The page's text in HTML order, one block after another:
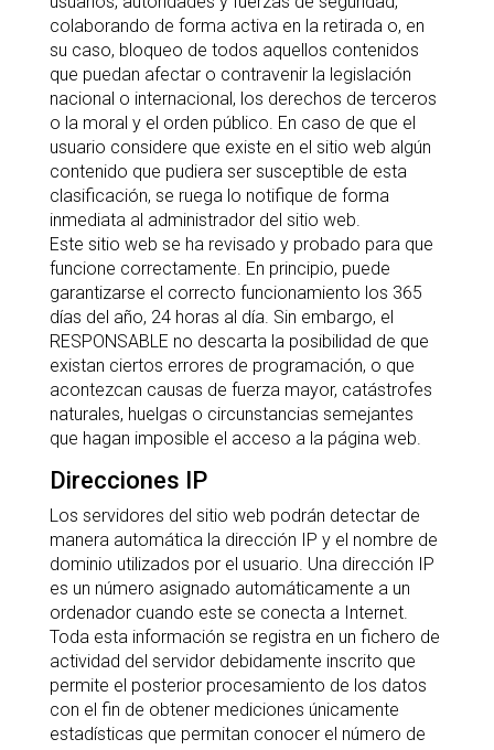
colaborando de forma activa en la retirada o, en
su caso, bloqueo de todos aquellos contenidos
que puedan afectar o contravenir la legislación
nacional o internacional, los derechos de terceros
o la moral y el orden público. En caso de que el
usuario considere que existe en el sitio web algún
contenido que pudiera ser susceptible de esta
clasificación, se ruega lo notifique de forma
inmediata al administrador del sitio web.
Este sitio web se ha revisado y probado para que
funcione correctamente. En principio, puede
garantizarse el correcto funcionamiento los 365
días del año, 24 horas al día. Sin embargo, el
RESPONSABLE no descarta la posibilidad de que
existan ciertos errores de programación, o que
acontezcan causas de fuerza mayor, catástrofes
naturales, huelgas o circunstancias semejantes
que hagan imposible el acceso a la página web.
Direcciones IP
Los servidores del sitio web podrán detectar de
manera automática la dirección IP y el nombre de
dominio utilizados por el usuario. Una dirección IP
es un número asignado automáticamente a un
ordenador cuando este se conecta a Internet.
Toda esta información se registra en un fichero de
actividad del servidor debidamente inscrito que
permite el posterior procesamiento de los datos
con el fin de obtener mediciones únicamente
estadísticas que permitan conocer el número de